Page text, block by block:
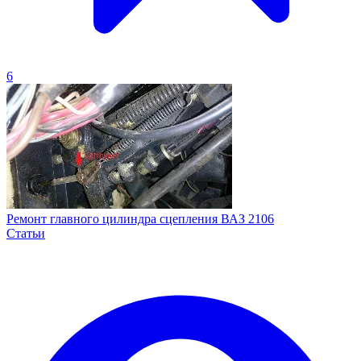
6
Ремонт главного цилиндра сцепления ВАЗ 2106
Статьи